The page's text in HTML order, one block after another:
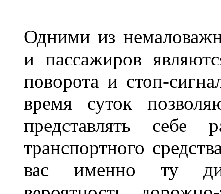
Одними из
и пассажиров
поворота и стоп-
время суток
представлять
транспортного
вас именно ту